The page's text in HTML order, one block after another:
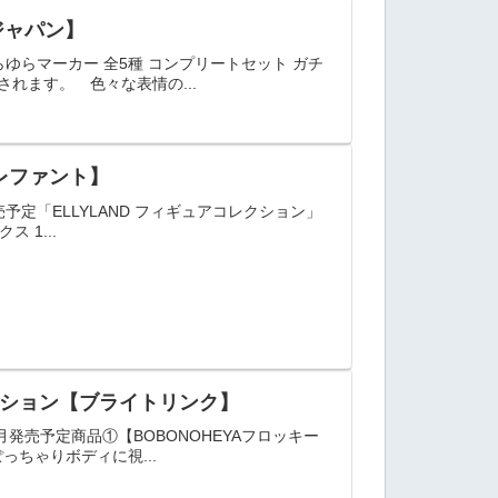
パン】
らマーカー 全5種 コンプリートセット ガチ
れます。 色々な表情の...
ァント】
定「ELLYLAND フィギュアコレクション」
ス 1...
ョン【ブライトリンク】
売予定商品①【BOBONOHEYAフロッキー
ちゃりボディに視...